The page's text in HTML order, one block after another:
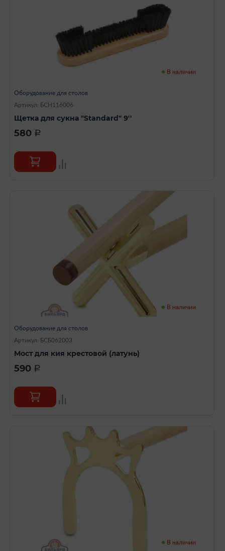
В наличии
Оборудование для столов
Артикул: БСН116006
Щетка для сукна "Standard" 9''
580 a
В наличии
Оборудование для столов
Артикул: БСБ062003
Мост для кия крестовой (латунь)
590 a
В наличии